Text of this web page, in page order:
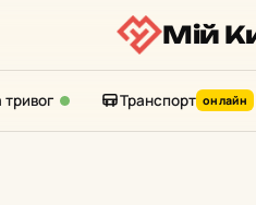
Мій
тривог Транспорт онлайн